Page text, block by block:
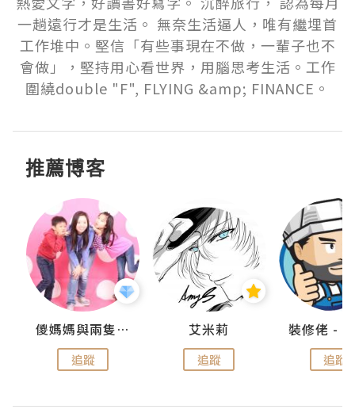
一趟遠行才是生活。 無奈生活逼人，唯有繼埋首
工作堆中。堅信「有些事現在不做，一輩子也不
會做」，堅持用心看世界，用腦思考生活。工作
圍繞double "F", FLYING &amp; FINANCE。
推薦博客
儍媽媽與兩隻小魔怪之家
追蹤
艾米莉
追蹤 追蹤